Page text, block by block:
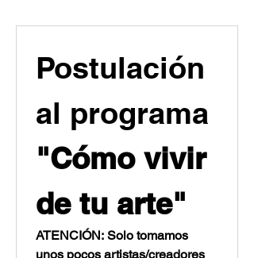
Postulación
"Cómo vivir
de tu arte"
ATENCIÓN: Solo tomamos
unos pocos artistas/creadores